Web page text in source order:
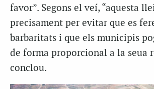
favor”. Segons el veí, “aquesta
precisament per evitar que es
barbaritats i que els municipis
de forma proporcional a la seua
conclou.